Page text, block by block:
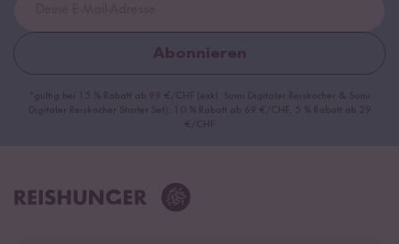
Abonnieren
*gültig bei 15 % Rabatt ab 99 €/CHF (exkl. Sumi Digitaler Reiskocher & Sumi
Digitaler Reiskocher Starter Set), 10 % Rabatt ab 69 €/CHF, 5 % Rabatt ab 29
€/CHF